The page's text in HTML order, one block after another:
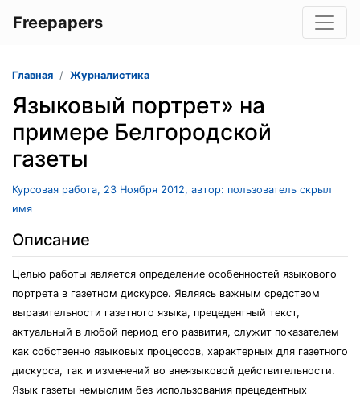
Freepapers
Главная Журналистика
Языковый портрет» на
примере Белгородской
газеты
Курсовая работа, 23 Ноября 2012, автор: пользователь скрыл
имя
Описание
Целью работы является определение особенностей языкового
портрета в газетном дискурсе. Являясь важным средством
выразительности газетного языка, прецедентный текст,
актуальный в любой период его развития, служит показателем
как собственно языковых процессов, характерных для газетного
дискурса, так и изменений во внеязыковой действительности.
Язык газеты немыслим без использования прецедентных